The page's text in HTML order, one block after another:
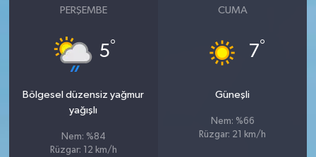
PERŞEMBE
5°
Bölgesel düzensiz yağmur
yağışlı
Nem: %84
Rüzgar: 12 km/h
CUMA
7°
Güneşli
Nem: %66
Rüzgar: 21 km/h